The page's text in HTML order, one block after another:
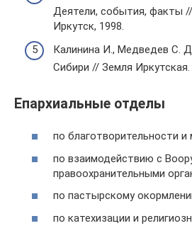
Деятели, события, факты
Иркутск, 1998.
Калинина И., Медведев С.
Сибири // Земля
Епархиальные отделы
по благотворительности
по взаимодействию с
правоохранительными
по пастырскому
по катехизации и